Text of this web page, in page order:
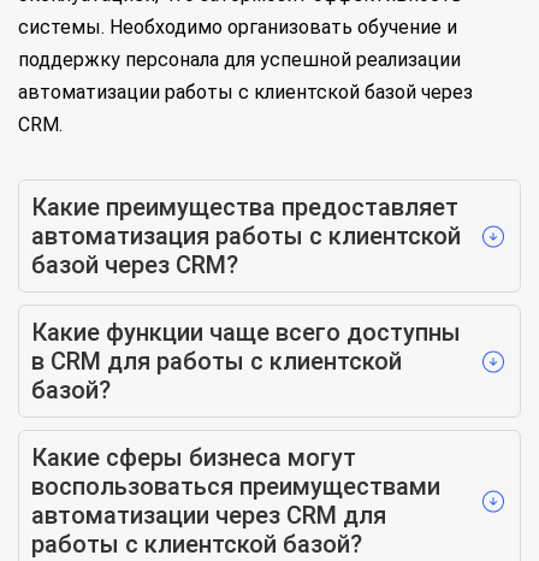
системы. Необходимо организовать обучение и
поддержку персонала для успешной реализации
автоматизации работы с клиентской базой через
CRM.
Какие преимущества предоставляет
автоматизация работы с клиентской
базой через CRM?
Какие функции чаще всего доступны
в CRM для работы с клиентской
базой?
Какие сферы бизнеса могут
воспользоваться преимуществами
автоматизации через CRM для
работы с клиентской базой?